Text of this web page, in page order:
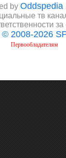
byOddspedia
тв
© 2008-2026
Первообладателям